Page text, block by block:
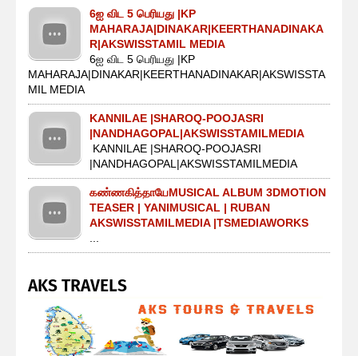
6ஐ விட 5 பெரியது |KP
MAHARAJA|DINAKAR|KEERTHANADINAKA
R|AKSWISSTAMIL MEDIA
6ஐ விட 5 பெரியது |KP
MAHARAJA|DINAKAR|KEERTHANADINAKAR|AKSWISSTA
MIL MEDIA
KANNILAE |SHAROQ-POOJASRI
|NANDHAGOPAL|AKSWISSTAMILMEDIA
KANNILAE |SHAROQ-POOJASRI
|NANDHAGOPAL|AKSWISSTAMILMEDIA
கண்ணகித்தாயேMUSICAL ALBUM 3DMOTION
TEASER | YANIMUSICAL | RUBAN
AKSWISSTAMILMEDIA |TSMEDIAWORKS
...
AKS TRAVELS